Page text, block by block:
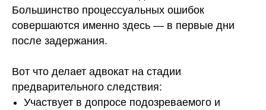
Большинство процессуальных ошибок
совершаются именно здесь — в первые дни
после задержания.
Вот что делает адвокат на стадии
предварительного следствия:
Участвует в допросе подозреваемого и